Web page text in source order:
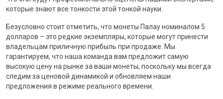
которые знают все тонкости этой тонкой науки.
Безусловно стоит отметить, что монеты Палау номиналом 5
долларов – это редкие экземпляры, которые могут принести
владельцам приличную прибыль при продаже. Мы
гарантируем, что наша команда вам предложит самую
высокую цену на рынке за ваши монеты, поскольку мы всегда
следим за ценовой динамикой и обновляем наши
предложения в режиме реального времени.